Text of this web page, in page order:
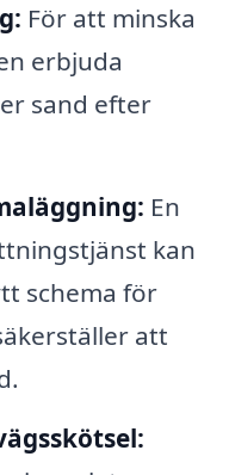
För att minska
erbjuda
sand efter
En
kan
schema för
att